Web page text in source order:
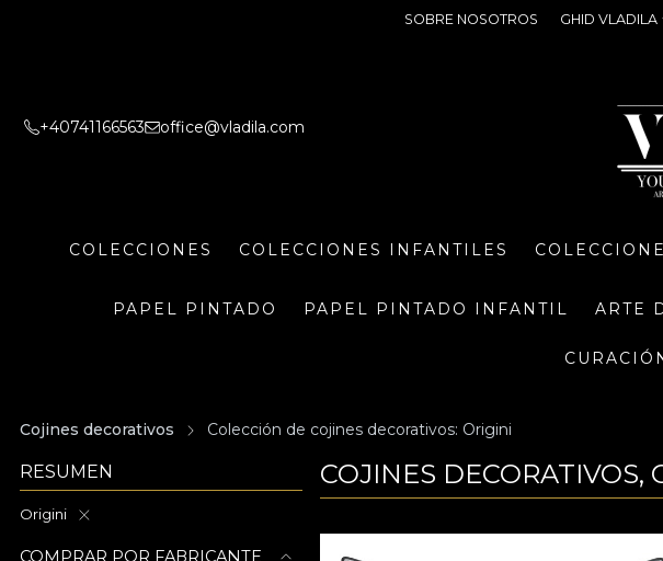
SOBRE NOSOTROS GHID VLADILA
+40741166563 office@vladila.com
COLECCIONES COLECCIONES INFANTILES
PAPEL PINTADO PAPEL PINTADO INFANTIL ARTE
Cojines decorativos Colección de cojines decorativos: Origini
RESUMEN
Origini
COMPRAR POR FABRICANTE
COJINES DECORATIVOS,